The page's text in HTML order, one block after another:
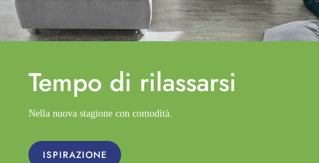
Tempo di rilassarsi
Nella nuova stagione con comodità.
ISPIRAZIONE